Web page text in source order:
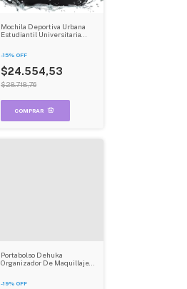
Mochila Deportiva Urbana
Estudiantil Universitaria
-15% OFF
$24.554,53
$28.718,76
Portabolso Dehuka
Organizador De Maquillaje
-19% OFF